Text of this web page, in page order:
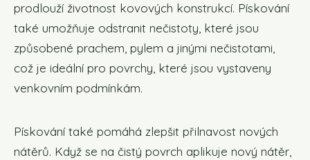
prodlouží životnost kovových konstrukcí. Pískování
také umožňuje odstranit nečistoty, které jsou
způsobené prachem, pylem a jinými nečistotami,
což je ideální pro povrchy, které jsou vystaveny
venkovním podmínkám.
Pískování také pomáhá zlepšit přilnavost nových
nátěrů. Když se na čistý povrch aplikuje nový nátěr,